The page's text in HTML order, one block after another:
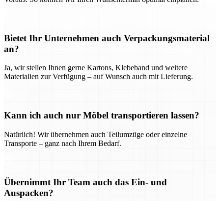
Bietet Ihr Unternehmen auch Verpackungsmaterial
an?
Ja, wir stellen Ihnen gerne Kartons, Klebeband und weitere
Materialien zur Verfügung – auf Wunsch auch mit Lieferung.
Kann ich auch nur Möbel transportieren lassen?
Natürlich! Wir übernehmen auch Teilumzüge oder einzelne
Transporte – ganz nach Ihrem Bedarf.
Übernimmt Ihr Team auch das Ein- und
Auspacken?